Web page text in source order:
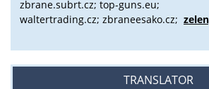
zbrane.subrt.cz; top-guns.eu;
waltertrading.cz; zbraneesako.cz;
TRANSLATOR